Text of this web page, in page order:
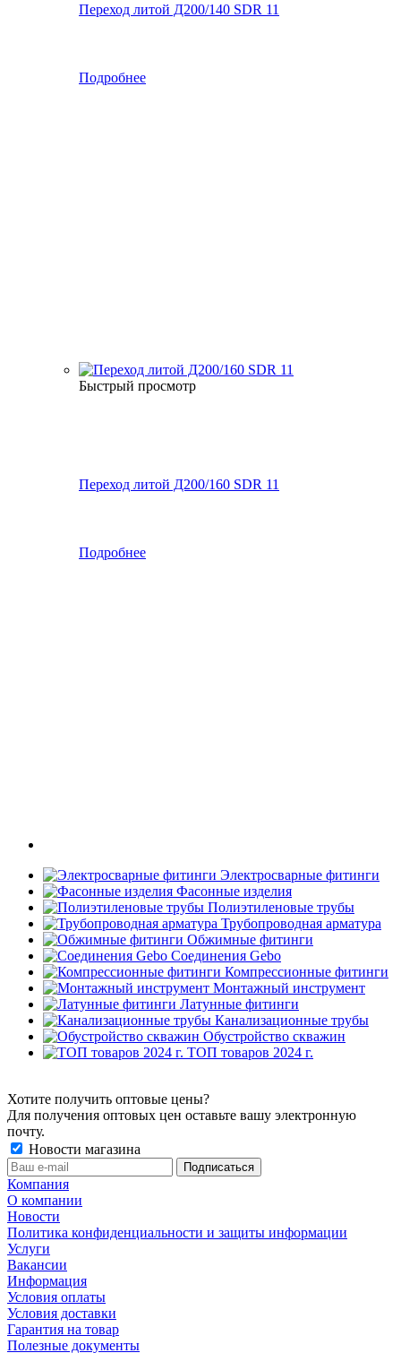
Переход литой Д200/140 SDR 11
Подробнее
Быстрый просмотр
Переход литой Д200/160 SDR 11
Подробнее
Электросварные фитинги
Фасонные изделия
Полиэтиленовые трубы
Трубопроводная арматура
Обжимные фитинги
Соединения Gebo
Компрессионные фитинги
Монтажный инструмент
Латунные фитинги
Канализационные трубы
Обустройство скважин
ТОП товаров 2024 г.
Хотите получить оптовые цены?
Для получения оптовых цен оставьте вашу электронную
почту.
Новости магазина
Компания
О компании
Новости
Политика конфиденциальности и защиты информации
Услуги
Вакансии
Информация
Условия оплаты
Условия доставки
Гарантия на товар
Полезные документы